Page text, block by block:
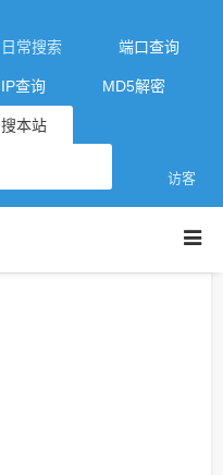
日常搜索 端口查询
IP查询 MD5解密
搜本站
访客